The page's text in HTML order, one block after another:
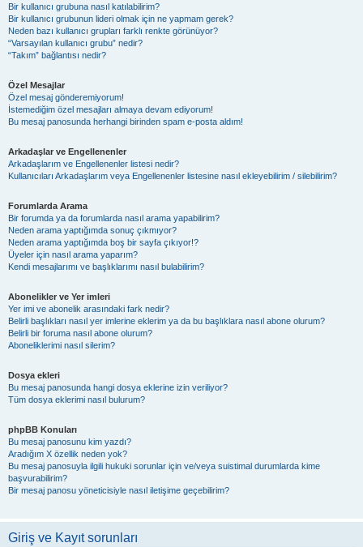
Bir kullanıcı grubuna nasıl katılabilirim?
Bir kullanıcı grubunun lideri olmak için ne yapmam gerek?
Neden bazı kullanıcı grupları farklı renkte görünüyor?
“Varsayılan kullanıcı grubu” nedir?
“Takım” bağlantısı nedir?
Özel Mesajlar
Özel mesaj gönderemiyorum!
İstemediğim özel mesajları almaya devam ediyorum!
Bu mesaj panosunda herhangi birinden spam e-posta aldım!
Arkadaşlar ve Engellenenler
Arkadaşlarım ve Engellenenler listesi nedir?
Kullanıcıları Arkadaşlarım veya Engellenenler listesine nasıl ekleyebilirim / silebilirim?
Forumlarda Arama
Bir forumda ya da forumlarda nasıl arama yapabilirim?
Neden arama yaptığımda sonuç çıkmıyor?
Neden arama yaptığımda boş bir sayfa çıkıyor!?
Üyeler için nasıl arama yaparım?
Kendi mesajlarımı ve başlıklarımı nasıl bulabilirim?
Abonelikler ve Yer imleri
Yer imi ve abonelik arasındaki fark nedir?
Belirli başlıkları nasıl yer imlerine eklerim ya da bu başlıklara nasıl abone olurum?
Belirli bir foruma nasıl abone olurum?
Aboneliklerimi nasıl silerim?
Dosya ekleri
Bu mesaj panosunda hangi dosya eklerine izin veriliyor?
Tüm dosya eklerimi nasıl bulurum?
phpBB Konuları
Bu mesaj panosunu kim yazdı?
Aradığım X özellik neden yok?
Bu mesaj panosuyla ilgili hukuki sorunlar için ve/veya suistimal durumlarda kime
başvurabilirim?
Bir mesaj panosu yöneticisiyle nasıl iletişime geçebilirim?
Giriş ve Kayıt sorunları